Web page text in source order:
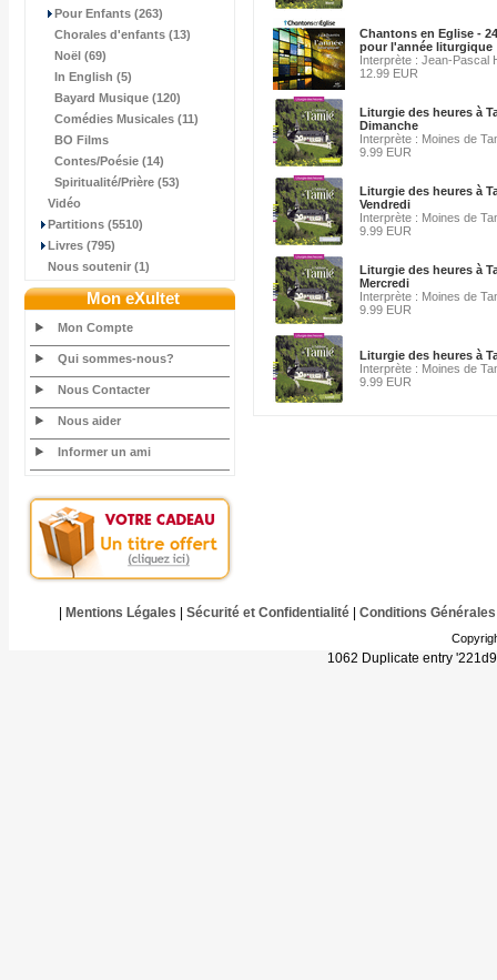
Pour Enfants (263)
Chorales d'enfants (13)
Noël (69)
In English (5)
Bayard Musique (120)
Comédies Musicales (11)
BO Films
Contes/Poésie (14)
Spiritualité/Prière (53)
Vidéo
Partitions (5510)
Livres (795)
Nous soutenir (1)
Mon eXultet
Mon Compte
Qui sommes-nous?
Nous Contacter
Nous aider
Informer un ami
Chantons en Eglise -
pour l'année liturgique
Interprète : Jean-Pascal
12.99 EUR
Liturgie des heures à
Dimanche
Interprète : Moines de
9.99 EUR
Liturgie des heures à
Vendredi
Interprète : Moines de
9.99 EUR
Liturgie des heures à
Mercredi
Interprète : Moines de
9.99 EUR
Liturgie des heures à
Interprète : Moines de
9.99 EUR
Mentions Légales Sécurité et Confidentialité| Conditions Générales
1062 Duplicate entry